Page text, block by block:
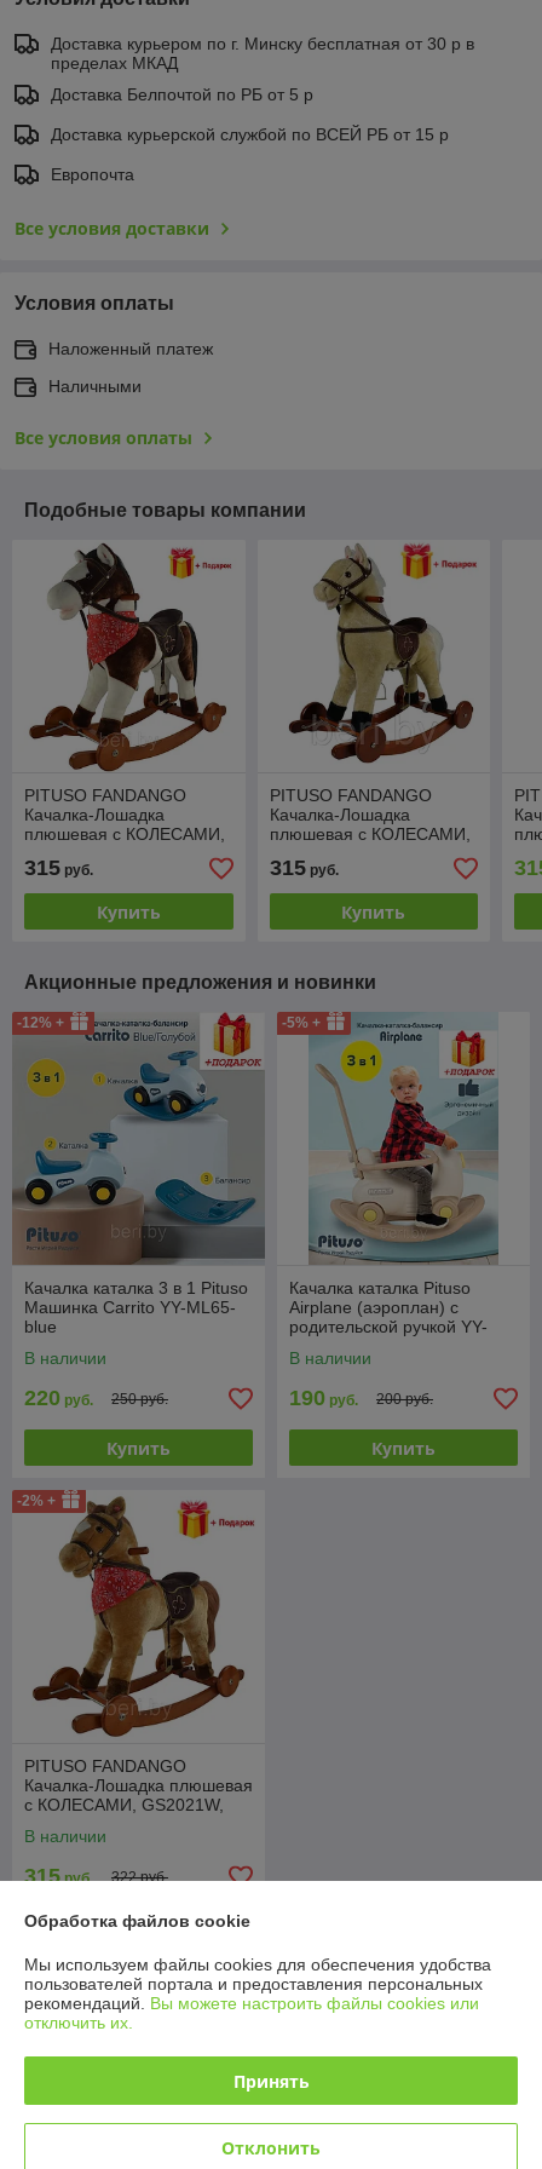
Доставка курьером по г. Минску бесплатная от 30 р в
пределах МКАД
Доставка Белпочтой по РБ от 5 р
Доставка курьерской службой по ВСЕЙ РБ от 15 р
Европочта
Все условия доставки
Условия оплаты
Наложенный платеж
Наличными
Все условия оплаты
Подобные товары компании
PITUSO FANDANGO
Качалка-Лошадка
плюшевая с КОЛЕСАМИ,
GS2030W, музыкальная,
Белая с бежевыми
пятнам, 74*30*64см
315 руб.
Купить
PITUSO FANDANGO
Качалка-Лошадка
плюшевая с КОЛЕСАМИ,
GS2022W, музыкальная,
бежевый, 74*30*64см
315руб.
Купить
Акционные предложения и новинки
-12% +
Качалка каталка 3 в 1 Pituso
Машинка Carrito YY-ML65-
blue
В наличии
220 руб. 250 руб.
Купить
-5% +
Качалка каталка Pituso
Airplane (аэроплан) с
родительской ручкой YY-
В наличии
190 руб. 200 руб.
Купить
-2% +
PITUSO FANDANGO
Качалка-Лошадка плюшевая
с КОЛЕСАМИ, GS2021W,
74*30*64см
В наличии
315руб. 322 руб.
Купить
О нас
Обработка файлов cookie
Мы используем файлы cookies для обеспечения удобства
пользователей портала и предоставления персональных
рекомендаций. Вы можете настроить файлы cookies или
отключить их.
Принять
Отклонить